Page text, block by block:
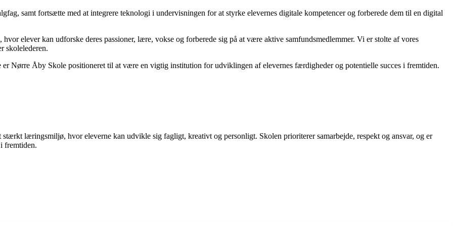
samt fortsætte med at integrere teknologi i undervisningen for at styrke elevernes digitale kompetencer og forberede dem til en digital
elever kan udforske deres passioner, lære, vokse og forberede sig på at være aktive samfundsmedlemmer. Vi er stolte af vores
skolelederen.
Nørre Åby Skole positioneret til at være en vigtig institution for udviklingen af elevernes færdigheder og potentielle succes i fremtiden.
læringsmiljø, hvor eleverne kan udvikle sig fagligt, kreativt og personligt. Skolen prioriterer samarbejde, respekt og ansvar, og er
fremtiden.